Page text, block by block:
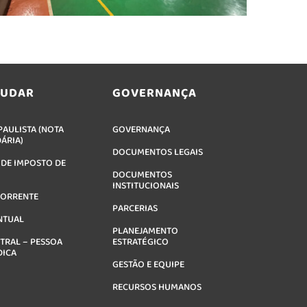
(NOTA
IMPOSTO DE
– PESSOA
GOVERNANÇA
GOVERNANÇA
DOCUMENTOS LEGAIS
DOCUMENTOS
INSTITUCIONAIS
PARCERIAS
PLANEJAMENTO
ESTRATÉGICO
GESTÃO E EQUIPE
RECURSOS HUMANOS